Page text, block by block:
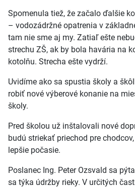
Spomenula tiež, že začalo ďalšie
– vodozádržné opatrenia v
tam nie sme aj my. Zatiaľ ešte
strechu ZŠ, ak by bola havária na
kotolňu. Strecha ešte vydrží.
Uvidíme ako sa spustia školy a
robiť nové výberové konanie na
školy.
Pred školou už inštalovali nové
budú striekať priechod pre
lepšie počasie.
Poslanec Ing. Peter Ozsvald sa
sa týka údržby rieky. V určitých